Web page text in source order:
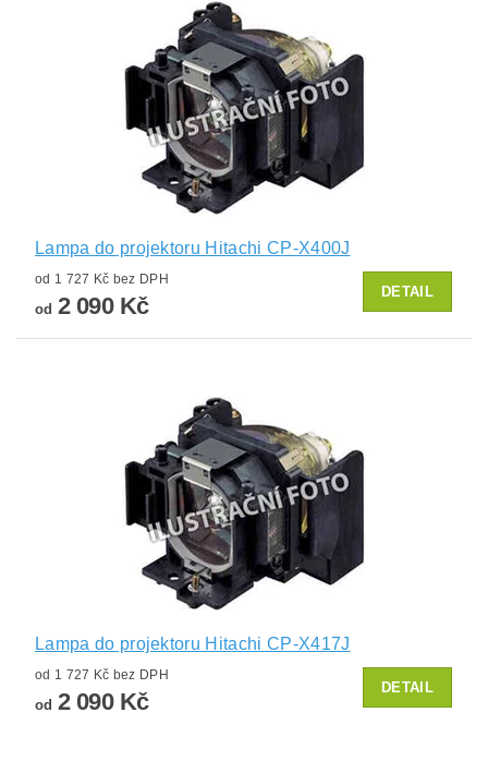
Lampa do projektoru Hitachi CP-X400J
od 1 727 Kč bez DPH
od 2 090 Kč
DETAIL
Lampa do projektoru Hitachi CP-X417J
od 1 727 Kč bez DPH
od 2 090 Kč
DETAIL